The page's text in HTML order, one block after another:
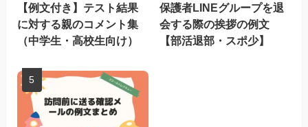
【例文付き】テスト結果
に対する親のコメント集
（中学生・高校生向け）
保護者LINEグループを退
会する際の挨拶の例文
【部活退部・スポ少】